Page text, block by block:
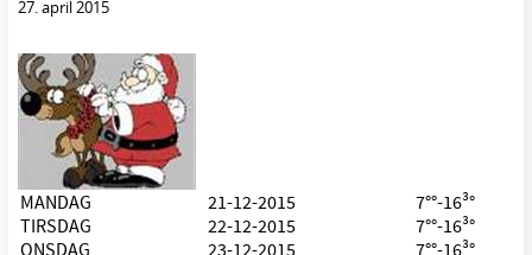
27. april 2015
MANDAG 21-12-2015
7°°-16³°
TIRSDAG
22-12-2015
7°°-16³°
ONSDAG
23-12-2015
7°°-16³°